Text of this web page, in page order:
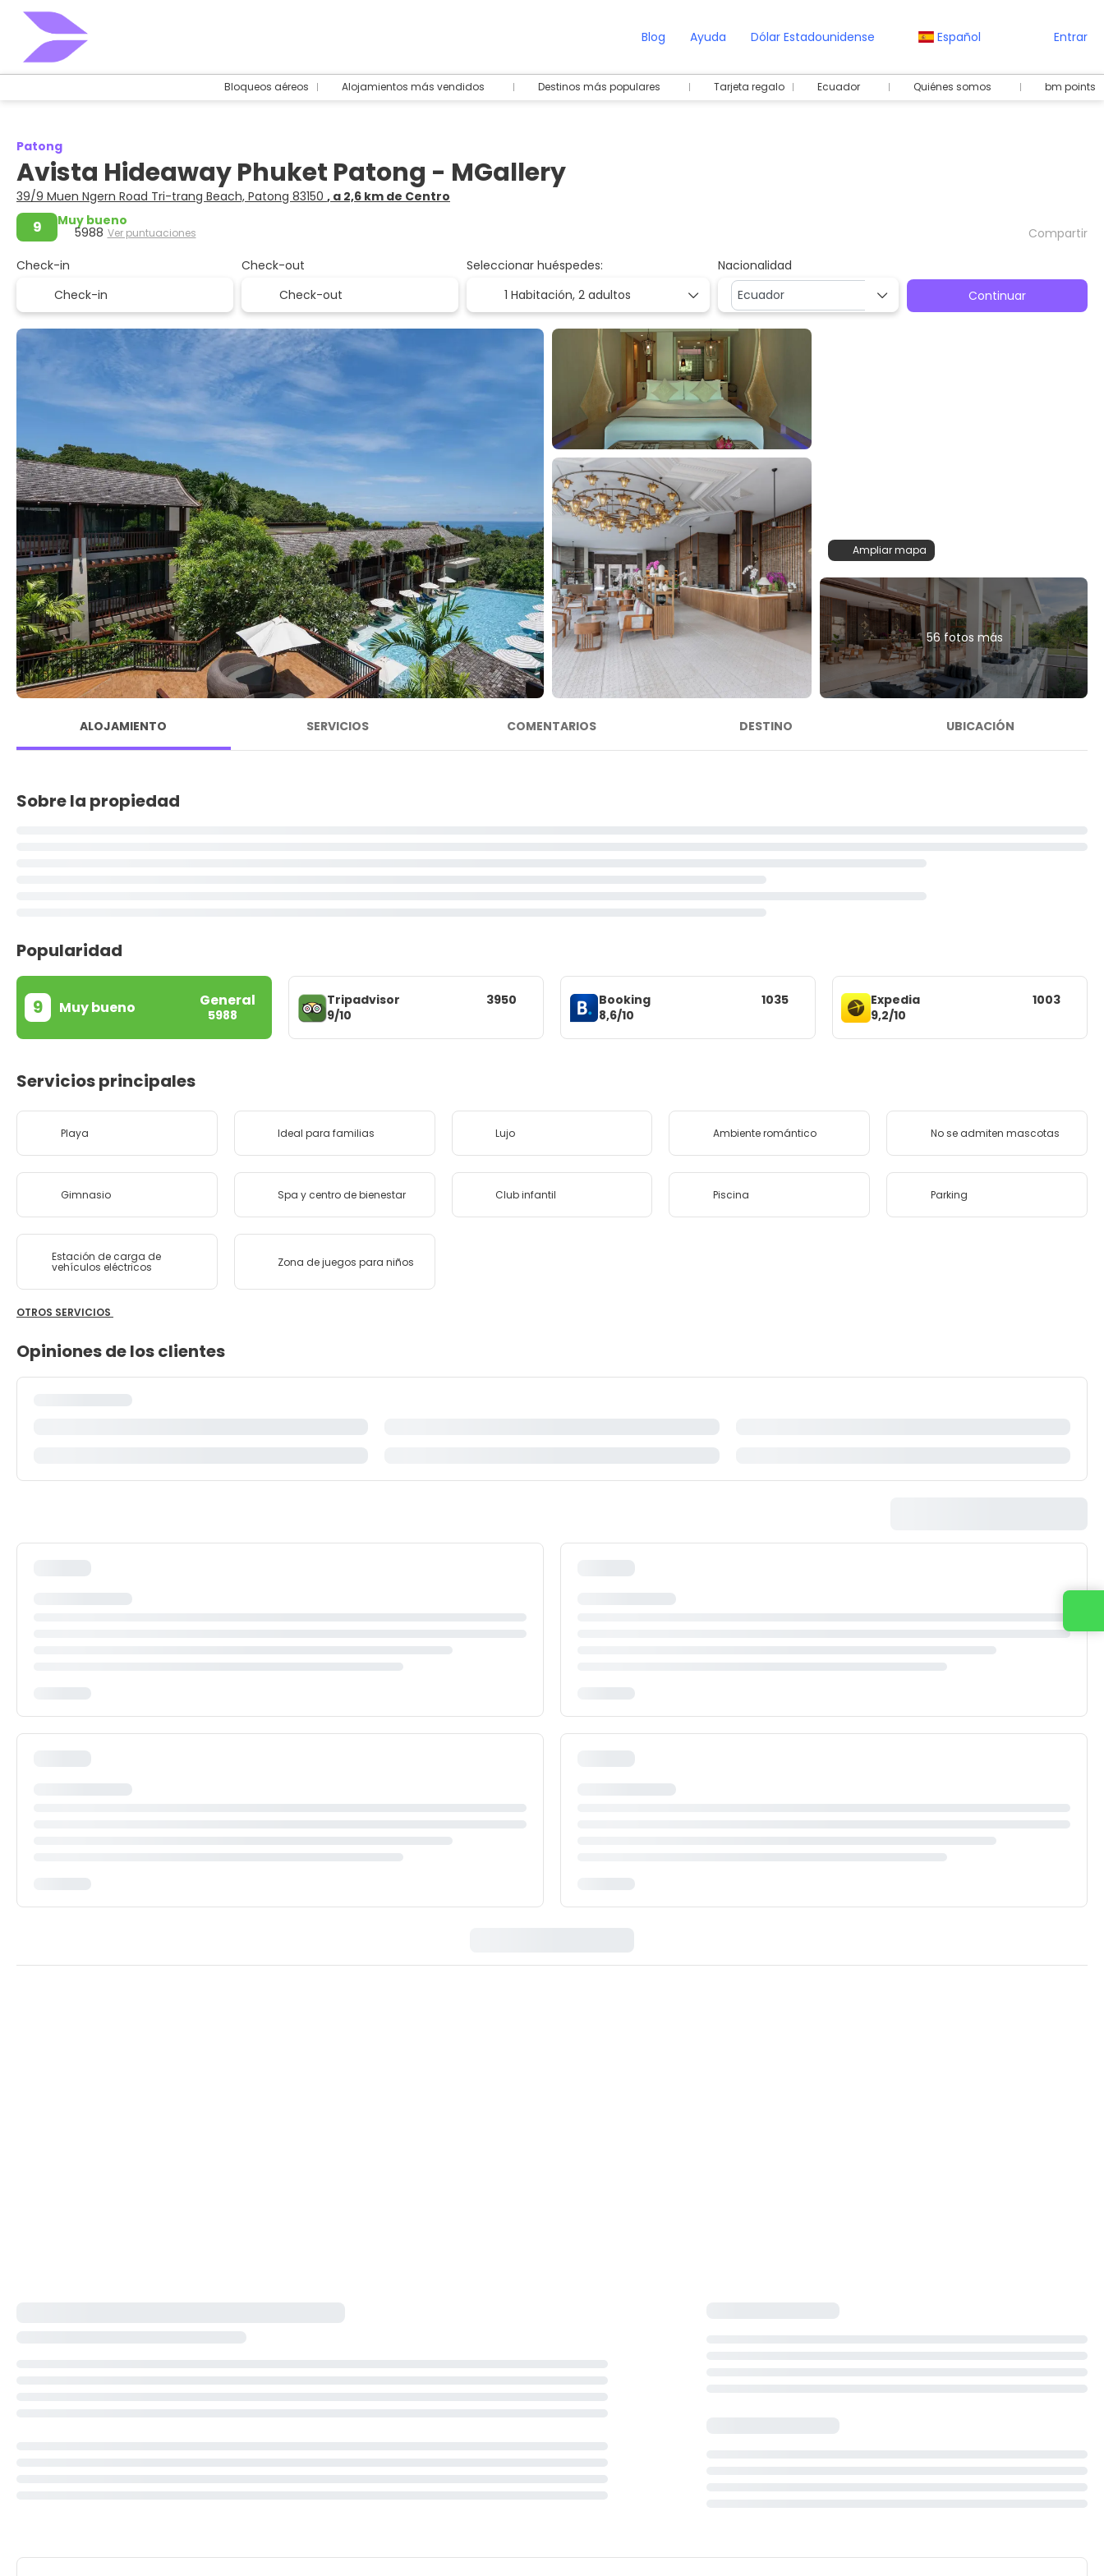
Blog Ayuda Dólar Estadounidense Español Entrar
Bloqueos aéreos Alojamientos más vendidos Destinos más populares Tarjeta regalo Ecuador Quiénes somos bm points
Patong
Avista Hideaway Phuket Patong - MGallery
39/9 Muen Ngern Road Tri-trang Beach, Patong 83150 , a 2,6 km de Centro
9 Muy bueno
5988 Ver puntuaciones
Compartir
Check-in
Check-out
Seleccionar huéspedes:
1 Habitación, 2 adultos
Nacionalidad
Continuar
Ampliar mapa
56 fotos más
ALOJAMIENTO SERVICIOS COMENTARIOS DESTINO UBICACIÓN
Sobre la propiedad
Popularidad
9 Muy bueno General
5988
Tripadvisor
9/10
3950
Booking
8,6/10
1035
Expedia
9,2/10
1003
Servicios principales
Playa Ideal para familias Lujo Ambiente romántico No se admiten mascotas
Gimnasio Spa y centro de bienestar Club infantil Piscina Parking
Estación de carga de
vehículos eléctricos Zona de juegos para niños
OTROS SERVICIOS
Opiniones de los clientes